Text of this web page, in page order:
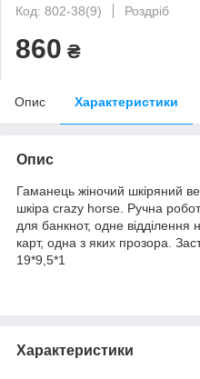
Код: 802-38(9)
Роздріб
860 ₴
Опис Характеристики
Опис
Гаманець жіночий шкіряний
шкіра crazy horse. Ручна
для банкнот, одне відділення
карт, одна з яких прозора.
19*9,5*1
Характеристики